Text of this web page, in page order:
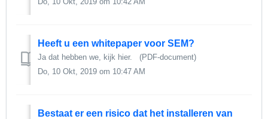
Heeft u een whitepaper voor SEM?
Ja dat hebben we, kijk hier. (PDF-document)
Do, 10 Okt, 2019 om 10:47 AM
Bestaat er een risico dat het installeren van